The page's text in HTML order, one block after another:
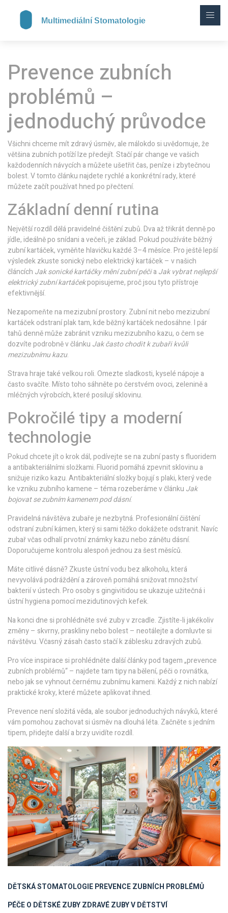
Prevence zubních
problémů –
jednoduchý průvodce
Všichni chceme mít zdravý úsměv, ale málokdo si uvědomuje, že
většina zubních potíží lze předejít. Stačí pár change ve vašich
každodenních návycích a můžete ušetřit čas, peníze i zbytečnou
bolest. V tomto článku najdete rychlé a konkrétní rady, které
můžete začít používat hned po přečtení.
Základní denní rutina
Největší rozdíl dělá pravidelné čištění zubů. Dva až třikrát denně po
jídle, ideálně po snídani a večeři, je základ. Pokud používáte běžný
zubní kartáček, vyměňte hlavičku každé 3–4 měsíce. Pro ještě lepší
výsledek zkuste sonický nebo elektrický kartáček – v našich
článcích Jak sonické kartáčky mění zubní péčia Jak vybrat nejlepší
elektrický zubní kartáčekpopisujeme, proč jsou tyto přístroje
efektivnější.
Nezapomeňte na mezizubní prostory. Zubní nit nebo mezizubní
kartáček odstraní plak tam, kde běžný kartáček nedosáhne. I pár
tahů denně může zabránit vzniku mezizubního kazu, o čem se
dozvíte podrobně v článku Jak často chodit k zubaři kvůli
mezizubnímu kazu.
Strava hraje také velkou roli. Omezte sladkosti, kyselé nápoje a
často svačíte. Místo toho sáhněte po čerstvém ovoci, zelenině a
mléčných výrobcích, které posilují sklovinu.
Pokročilé tipy a moderní
technologie
Pokud chcete jít o krok dál, podívejte se na zubní pasty s fluoridem
a antibakteriálními složkami. Fluorid pomáhá zpevnit sklovinu a
snižuje riziko kazu. Antibakteriální složky bojují s plaki, který vede
ke vzniku zubního kamene – téma rozeberáme v článku Jak
bojovat se zubním kamenem pod dásní.
Pravidelná návštěva zubaře je nezbytná. Profesionální čištění
odstraní zubní kámen, který si sami těžko dokážete odstranit. Navíc
zubař včas odhalí prvotní známky kazu nebo zánětu dásní.
Doporučujeme kontrolu alespoň jednou za šest měsíců.
Máte citlivé dásně? Zkuste ústní vodu bez alkoholu, která
nevyvolává podráždění a zároveň pomáhá snižovat množství
bakterií v ústech. Pro osoby s gingivitidou se ukazuje užitečná i
ústní hygiena pomocí mezidutinových kefek.
Na konci dne si prohlédněte své zuby v zrcadle. Zjistíte-li jakékoliv
změny – skvrny, praskliny nebo bolest – neotálejte a domluvte si
návštěvu. Včasný zásah často stačí k záblesku zdravých zubů.
Pro více inspirace si prohlédněte další články pod tagem „prevence
zubních problémů“ – najdete tam tipy na bělení, péči o rovnátka,
nebo jak se vyhnout černému zubnímu kameni. Každý z nich nabízí
praktické kroky, které můžete aplikovat ihned.
Prevence není složitá věda, ale soubor jednoduchých návyků, které
vám pomohou zachovat si úsměv na dlouhá léta. Začněte s jedním
tipem, přidejte další a brzy uvidíte rozdíl.
DĚTSKÁ STOMATOLOGIEPREVENCE ZUBNÍCH PROBLÉMŮ
PÉČE O DĚTSKÉ ZUBYZDRAVÉ ZUBY V DĚTSTVÍ